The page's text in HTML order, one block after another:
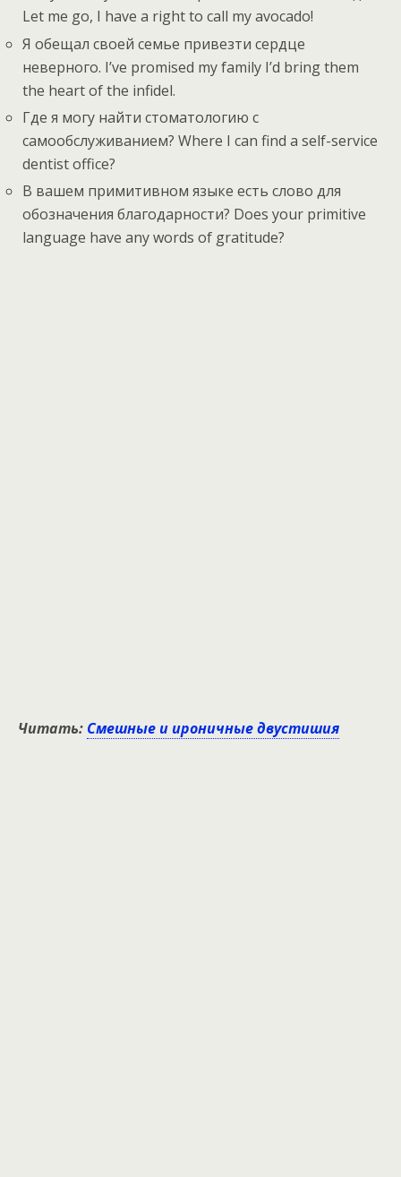
Let me go, I have a right to call my avocado!
Я обещал своей семье привезти сердце
неверного. I’ve promised my family I’d bring them
the heart of the infidel.
Где я могу найти стоматологию с
самообслуживанием? Where I can find a self-service
dentist office?
В вашем примитивном языке есть слово для
обозначения благодарности? Does your primitive
language have any words of gratitude?
Читать: Cмешные и ироничные двустишия